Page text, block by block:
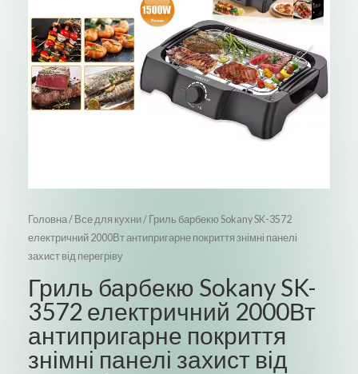
Головна/ Все для кухни/ Гриль барбекю Sokany SK-3572
електричний 2000Вт антипригарне покриття знімні панелі
захист від перегріву
Гриль барбекю Sokany SK-
3572 електричний 2000Вт
антипригарне покриття
знімні панелі захист від